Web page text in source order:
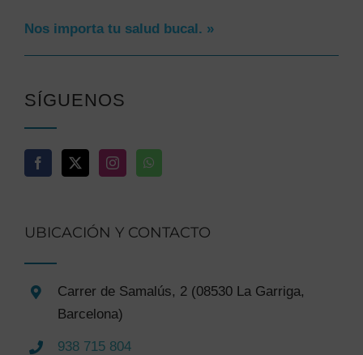
Nos importa tu salud bucal. »
SÍGUENOS
UBICACIÓN Y CONTACTO
Carrer de Samalús, 2 (08530 La Garriga,
Barcelona)
938 715 804